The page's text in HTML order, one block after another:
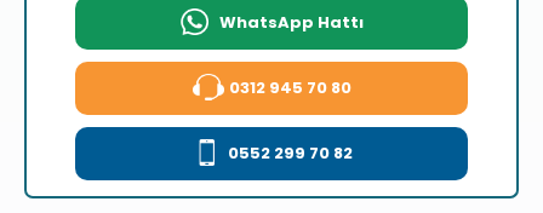
WhatsApp Hattı
0312 945 70 80
0552 299 70 82